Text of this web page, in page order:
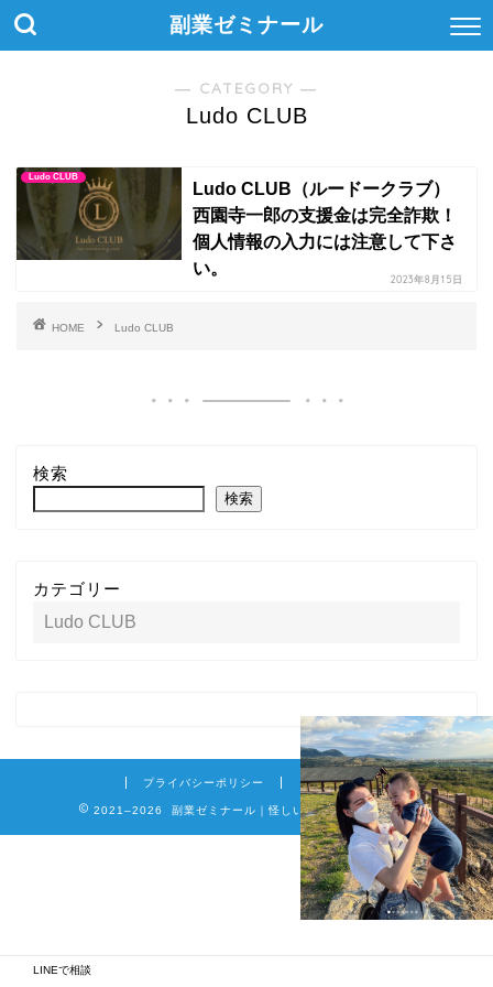
副業ゼミナール
― CATEGORY ―
Ludo CLUB
Ludo CLUB
Ludo CLUB（ルードークラブ）
西園寺一郎の支援金は完全詐欺！
個人情報の入力には注意して下さ
い。
2023年8月15日
HOME Ludo CLUB
検索
検索
カテゴリー
プライバシーポリシー 免責事項
2021–2026 副業ゼミナール｜怪しい詐欺副業を徹底調査
LINEで相談